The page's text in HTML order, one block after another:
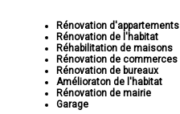
Rénovation d'appartements
Rénovation de l'habitat
Réhabilitation de maisons
Rénovation de commerces
Rénovation de bureaux
Amélioraton de l'habitat
Rénovation de mairie
Garage